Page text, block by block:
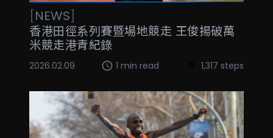
[NEWS]
香港田徑系列賽暨場地競走 王俊揚破萬
米競走港青紀錄
2026.02.09 1 min read 1,317 steps